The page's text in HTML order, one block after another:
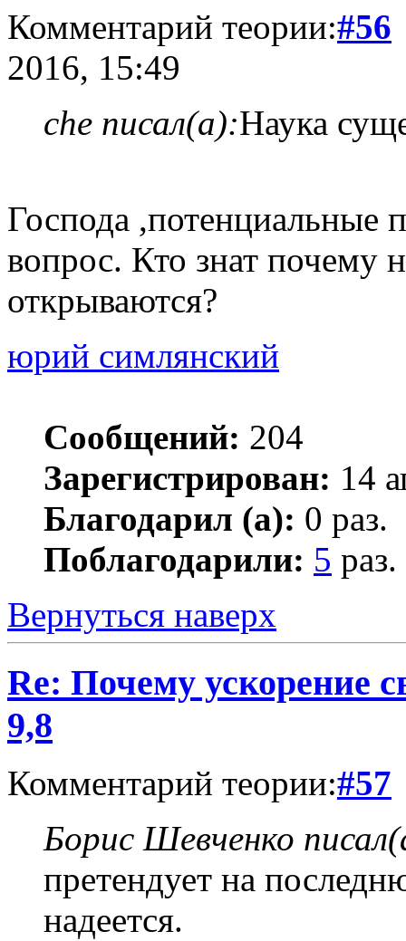
Комментарий теории:#56
2016, 15:49
che писал(а):Наука
Господа ,потенциальные
вопрос. Кто знат почему
открываются?
юрий симлянский
Сообщений: 204
Зарегистрирован: 14
Благодарил (а): 0 раз.
Поблагодарили: 5 раз.
Вернуться наверх
Re: Почему ускорение
9,8
Комментарий теории:#57
Борис Шевченко
претендует на
надеется.